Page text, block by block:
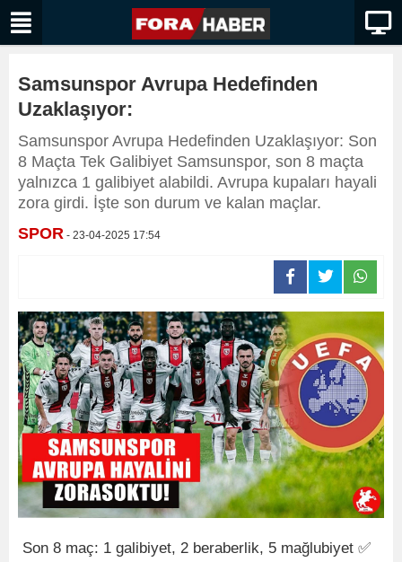
Samsunspor Avrupa Hedefinden
Uzaklaşıyor:
Samsunspor Avrupa Hedefinden Uzaklaşıyor: Son
8 Maçta Tek Galibiyet Samsunspor, son 8 maçta
yalnızca 1 galibiyet alabildi. Avrupa kupaları hayali
zora girdi. İşte son durum ve kalan maçlar.
SPOR - 23-04-2025 17:54
Son 8 maç: 1 galibiyet, 2 beraberlik, 5 mağlubiyet ✅